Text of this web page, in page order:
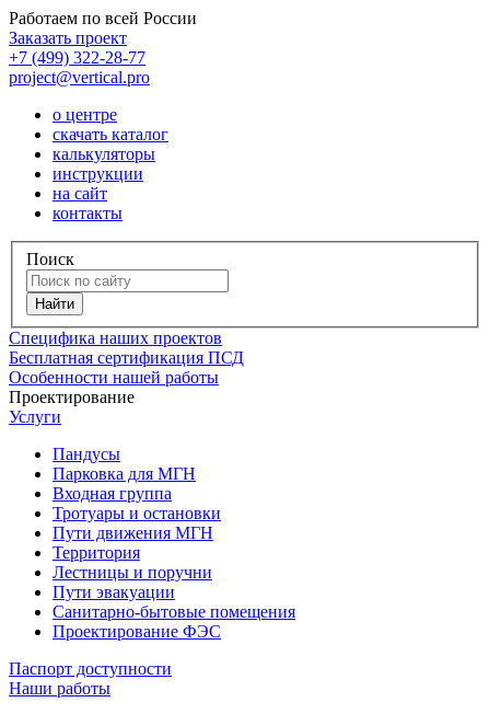
Работаем по всей России
Заказать проект
+7 (499) 322-28-77
project@vertical.pro
о центре
скачать каталог
калькуляторы
инструкции
на сайт
контакты
Поиск
Специфика наших проектов
Бесплатная сертификация ПСД
Особенности нашей работы
Проектирование
Услуги
Пандусы
Парковка для МГН
Входная группа
Тротуары и остановки
Пути движения МГН
Территория
Лестницы и поручни
Пути эвакуации
Санитарно-бытовые помещения
Проектирование ФЭС
Паспорт доступности
Наши работы